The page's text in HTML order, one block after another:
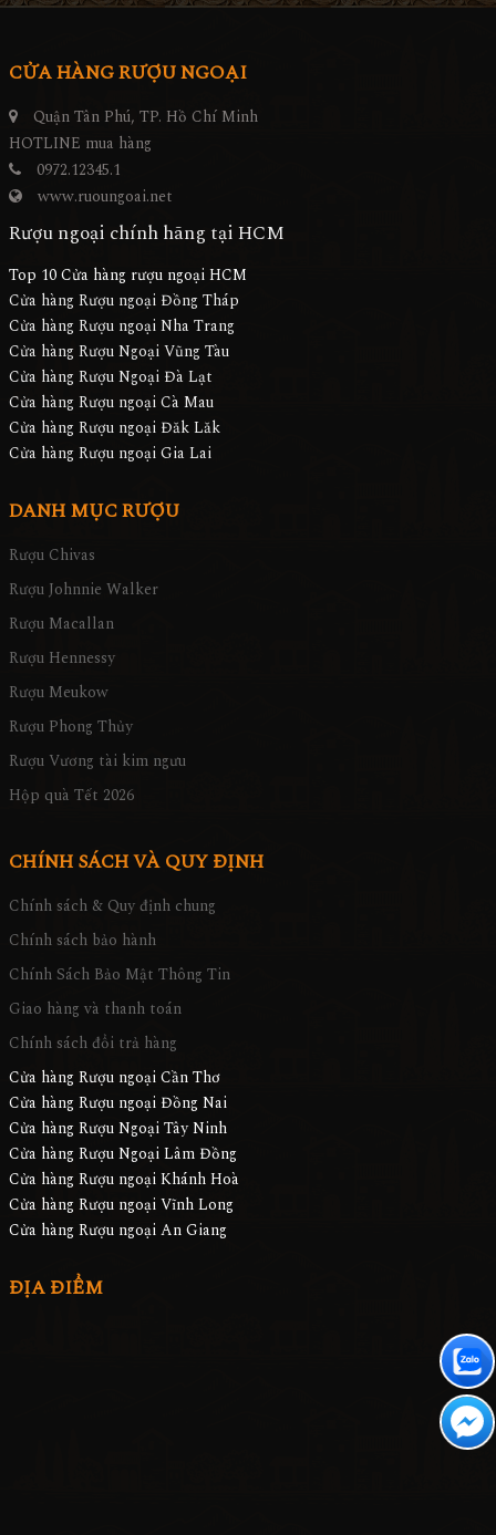
CỬA HÀNG RƯỢU NGOẠI
Quận Tân Phú, TP. Hồ Chí Minh
HOTLINE mua hàng
0972.12345.1
www.ruoungoai.net
Rượu ngoại chính hãng tại HCM
Top 10 Cửa hàng rượu ngoại HCM
Cửa hàng Rượu ngoại Đồng Tháp
Cửa hàng Rượu ngoại Nha Trang
Cửa hàng Rượu Ngoại Vũng Tàu
Cửa hàng Rượu Ngoại Đà Lạt
Cửa hàng Rượu ngoại Cà Mau
Cửa hàng Rượu ngoại Đăk Lăk
Cửa hàng Rượu ngoại Gia Lai
DANH MỤC RƯỢU
Rượu Chivas
Rượu Johnnie Walker
Rượu Macallan
Rượu Hennessy
Rượu Meukow
Rượu Phong Thủy
Rượu Vương tài kim ngưu
Hộp quà Tết 2026
CHÍNH SÁCH VÀ QUY ĐỊNH
Chính sách & Quy định chung
Chính sách bảo hành
Chính Sách Bảo Mật Thông Tin
Giao hàng và thanh toán
Chính sách đổi trả hàng
Cửa hàng Rượu ngoại Cần Thơ
Cửa hàng Rượu ngoại Đồng Nai
Cửa hàng Rượu Ngoại Tây Ninh
Cửa hàng Rượu Ngoại Lâm Đồng
Cửa hàng Rượu ngoại Khánh Hoà
Cửa hàng Rượu ngoại Vĩnh Long
Cửa hàng Rượu ngoại An Giang
ĐỊA ĐIỂM